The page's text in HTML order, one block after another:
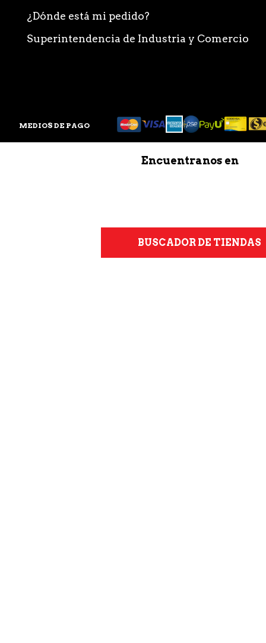
¿Dónde está mi pedido?
Superintendencia de Industria y Comercio
Encuentranos en
BUSCADOR DE TIENDAS
MEDIOS DE PAGO